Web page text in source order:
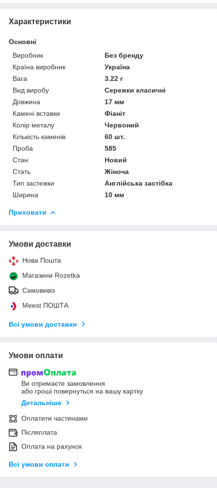
Характеристики
Основні
Виробник
Без бренду
Країна виробник
Україна
Вага
3.22 г
Вид виробу
Сережки класичні
Довжина
17 мм
Камені вставки
Фіаніт
Колір металу
Червоний
Кількість каменів
60 шт.
Проба
585
Стан
Новий
Стать
Жіноча
Тип застежки
Англійська застібка
Ширина
10 мм
Приховати
Умови доставки
Нова Пошта
Магазини Rozetka
Самовивіз
Meest ПОШТА
Всі умови доставки
Умови оплати
Ви отримаєте замовлення
або гроші повернуться на вашу картку
Детальніше
Оплатити частинами
Післяплата
Оплата на рахунок
Всі умови оплати